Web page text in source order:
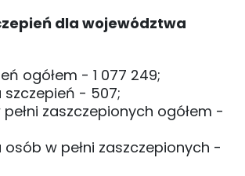
dla województwa
ogółem - 1 077 249;
szczepień - 507;
zaszczepionych ogółem -
osób w pełni zaszczepionych -